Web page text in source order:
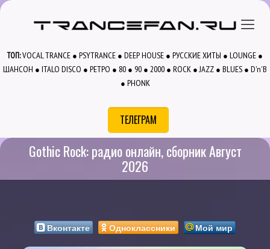
ТОП:VOCAL TRANCE ● PSYTRANCE ● DEEP HOUSE ● РУССКИЕ ХИТЫ ● LOUNGE ●
ШАНСОН ● ITALO DISCO ● РЕТРО ● 80 ● 90 ● 2000 ● ROCK ●JAZZ ● BLUES ● D'n'B
● PHONK
ТЕЛЕГРАМ
Gothic Rock: радио онлайн, сборник Август
2026
Вконтакте Одноклассники Мой мир